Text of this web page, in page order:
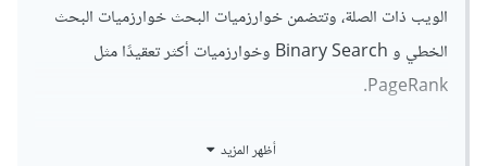
الويب ذات الصلة، وتتضمن خوارزميات البحث خوارزميات البحث
الخطي و Binary Search وخوارزميات أكثر تعقيدًا مثل
PageRank.
أظهر المزيد